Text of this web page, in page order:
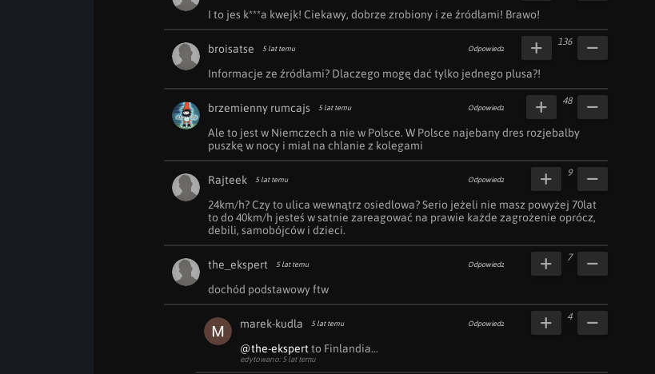
I to jes k***a kwejk! Ciekawy, dobrze zrobiony i ze źródłami! Brawo!
broisatse 5 lat temu Odpowiedz
Informacje ze źródłami? Dlaczego mogę dać tylko jednego plusa?!
136
brzemienny rumcajs 5 lat temu Odpowiedz
Ale to jest w Niemczech a nie w Polsce. W Polsce najebany dres rozjebalby
puszkę w nocy i miał na chlanie z kolegami
48
Rajteek 5 lat temu Odpowiedz
24km/h? Czy to ulica wewnątrz osiedlowa? Serio jeżeli nie masz powyżej 70lat
to do 40km/h jesteś w satnie zareagować na prawie każde zagrożenie oprócz,
debili, samobójców i dzieci.
9
the_ekspert 5 lat temu Odpowiedz
dochód podstawowy ftw
7
marek-kudla 5 lat temu Odpowiedz
@the-ekspert to Finlandia...
edytowano: 5 lat temu
4